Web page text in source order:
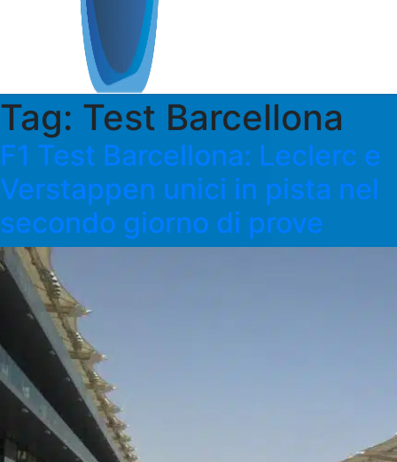
Tag: Test Barcellona
F1 Test Barcellona: Leclerc e
Verstappen unici in pista nel
secondo giorno di prove